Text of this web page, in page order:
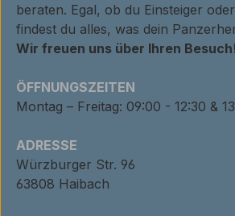
beraten. Egal, ob du Einsteiger
findest du alles, was dein
Wir freuen uns über Ihren
ÖFFNUNGSZEITEN
Montag – Freitag: 09:00 - 12:30 &
ADRESSE
Würzburger Str. 96
63808 Haibach